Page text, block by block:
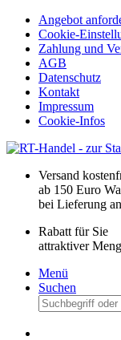
Angebot
Cookie-
Zahlung und
AGB
Datenschutz
Kontakt
Impressum
Cookie-Infos
Versand
ab 150 Euro
bei Lieferung
Rabatt für Sie
attraktiver
Menü
Suchen